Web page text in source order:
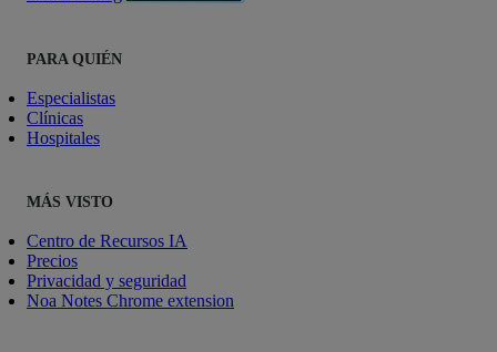
PARA QUIÉN
Especialistas
Clínicas
Hospitales
MÁS VISTO
Centro de Recursos IA
Precios
Privacidad y seguridad
Noa Notes Chrome extension